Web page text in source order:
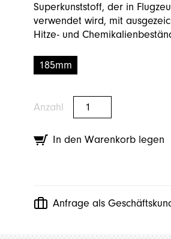
Superkunststoff, der in
verwendet wird, mit
Hitze- und
185mm
Anzahl
In den Warenkorb legen
Anfrage als